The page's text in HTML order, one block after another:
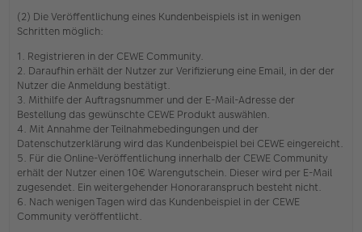
(2) Die Veröffentlichung eines Kundenbeispiels ist in wenigen
Schritten möglich:
1. Registrieren in der CEWE Community.
2. Daraufhin erhält der Nutzer zur Verifizierung eine Email, in der der
Nutzer die Anmeldung bestätigt.
3. Mithilfe der Auftragsnummer und der E-Mail-Adresse der
Bestellung das gewünschte CEWE Produkt auswählen.
4. Mit Annahme der Teilnahmebedingungen und der
Datenschutzerklärung wird das Kundenbeispiel bei CEWE eingereicht.
5. Für die Online-Veröffentlichung innerhalb der CEWE Community
erhält der Nutzer einen 10€ Warengutschein. Dieser wird per E-Mail
zugesendet. Ein weitergehender Honoraranspruch besteht nicht.
6. Nach wenigen Tagen wird das Kundenbeispiel in der CEWE
Community veröffentlicht.